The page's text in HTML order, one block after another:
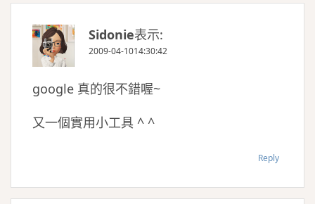
Sidonie表示:
2009-04-1014:30:42
google 真的很不錯喔~
又一個實用小工具 ^ ^
Reply